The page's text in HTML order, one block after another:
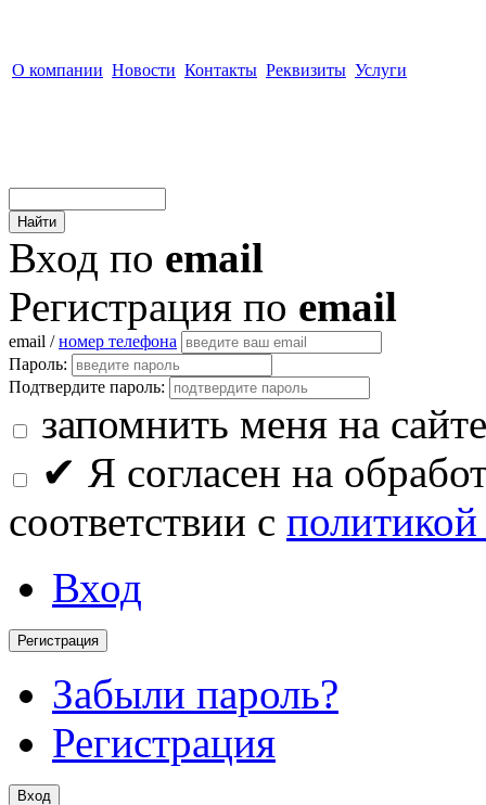
О компании Новости Контакты Реквизиты Услуги
Вход по email
Регистрация по email
email /номер телефона
Пароль:
Подтвердите пароль:
запомнить меня на сайте
✔ Я согласен на
соответствии с
Вход
Регистрация
Забыли пароль?
Регистрация
Вход